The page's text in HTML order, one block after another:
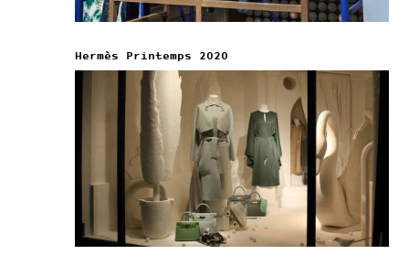
Hermès Printemps 2020